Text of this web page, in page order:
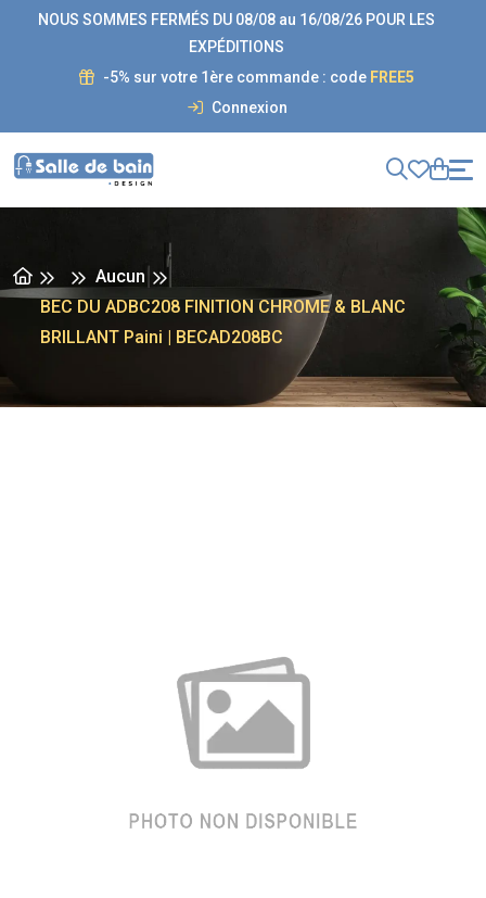
NOUS SOMMES FERMÉS DU 08/08 au 16/08/26 POUR LES
EXPÉDITIONS
-5% sur votre 1ère commande : code FREE5
Connexion
Aucun
BEC DU ADBC208 FINITION CHROME & BLANC
BRILLANT Paini | BECAD208BC